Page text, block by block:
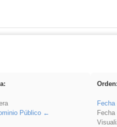
Público
Orden:
Fecha
Fecha